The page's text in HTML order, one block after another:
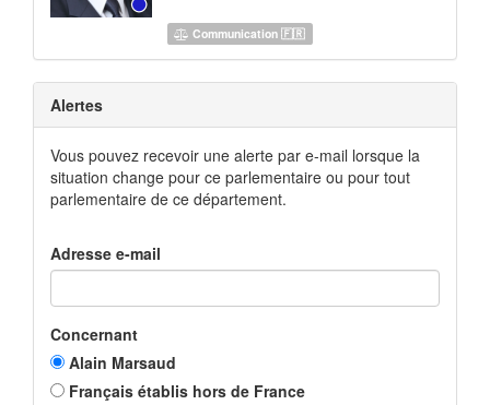
Communication 🇫🇷
Alertes
Vous pouvez recevoir une alerte par e-mail lorsque la
situation change pour ce parlementaire ou pour tout
parlementaire de ce département.
Adresse e-mail
Concernant
Alain Marsaud
Français établis hors de France